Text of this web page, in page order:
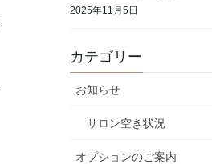
2025年11月5日
カテゴリー
お知らせ
サロン空き状況
オプションのご案内